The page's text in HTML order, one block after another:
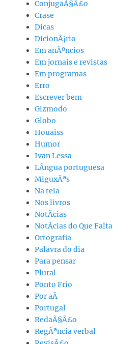
ConjugaÃ§Ã£o
Crase
Dicas
DicionÃ¡rio
Em anÃºncios
Em jornais e revistas
Em programas
Erro
Escrever bem
Gizmodo
Globo
Houaiss
Humor
Ivan Lessa
LÃ­ngua portuguesa
MiguxÃªs
Na teia
Nos livros
NotÃ­cias
NotÃ­cias do Que Falta
Ortografia
Palavra do dia
Para pensar
Plural
Ponto Frio
Por aÃ­
Portugal
RedaÃ§Ã£o
RegÃªncia verbal